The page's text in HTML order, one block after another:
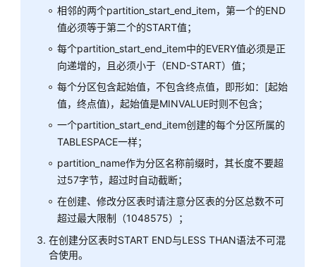
CREATE
OPERATOR
CREATE
OPERATOR
CLASS
PACKAGE
CREATE
PROCEDURE
CREATE
LABEL
相邻的两个partition_start_end_item，第一个的END
值必须等于第二个的START值；
每个partition_start_end_item中的EVERY值必须是正
向递增的，且必须小于（END-START）值；
每个分区包含起始值，不包含终点值，即形如：[起始
值，终点值)，起始值是MINVALUE时则不包含；
一个partition_start_end_item创建的每个分区所属的
TABLESPACE一样；
partition_name作为分区名称前缀时，其长度不要超
过57字节，超过时自动截断；
在创建、修改分区表时请注意分区表的分区总数不可
超过最大限制（1048575）；
在创建分区表时START END与LESS THAN语法不可混
合使用。